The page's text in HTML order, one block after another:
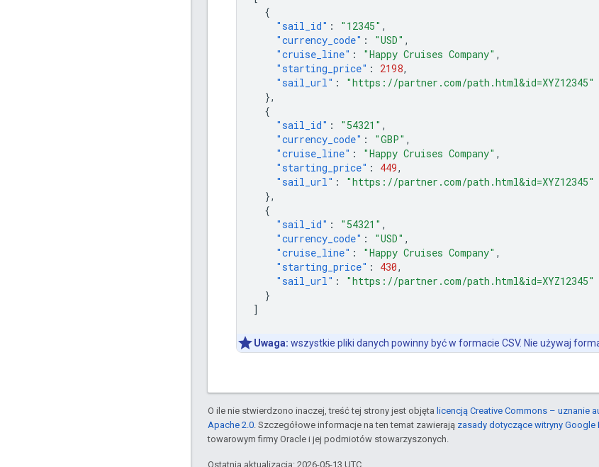
{
"sail_id" : "12345" ,
"currency_code" : "USD" ,
"cruise_line" : "Happy Cruises Company" ,
"starting_price" : 2198,
"sail_url" :
"https://partner.com/path.html&id=XYZ12345"
},
{
"sail_id" : "54321" ,
"currency_code" : "GBP" ,
"cruise_line" : "Happy Cruises Company" ,
"starting_price" : 449,
"sail_url" :
"https://partner.com/path.html&id=XYZ12345"
},
{
"sail_id" : "54321" ,
"currency_code" : "USD" ,
"cruise_line" : "Happy Cruises Company" ,
"starting_price" : 430,
"sail_url" :
"https://partner.com/path.html&id=XYZ12345"
}
]
Uwaga: wszystkie pliki danych powinny być w formacie CSV. Nie używaj
O ile nie stwierdzono inaczej, treść tej strony jest objęta licencją Creative Commons – uznanie
Apache 2.0 . Szczegółowe informacje na ten temat zawierają zasady dotyczące witryny Google
towarowym firmy Oracle i jej podmiotów stowarzyszonych.
Ostatnia aktualizacja: 2026-05-13 UTC.